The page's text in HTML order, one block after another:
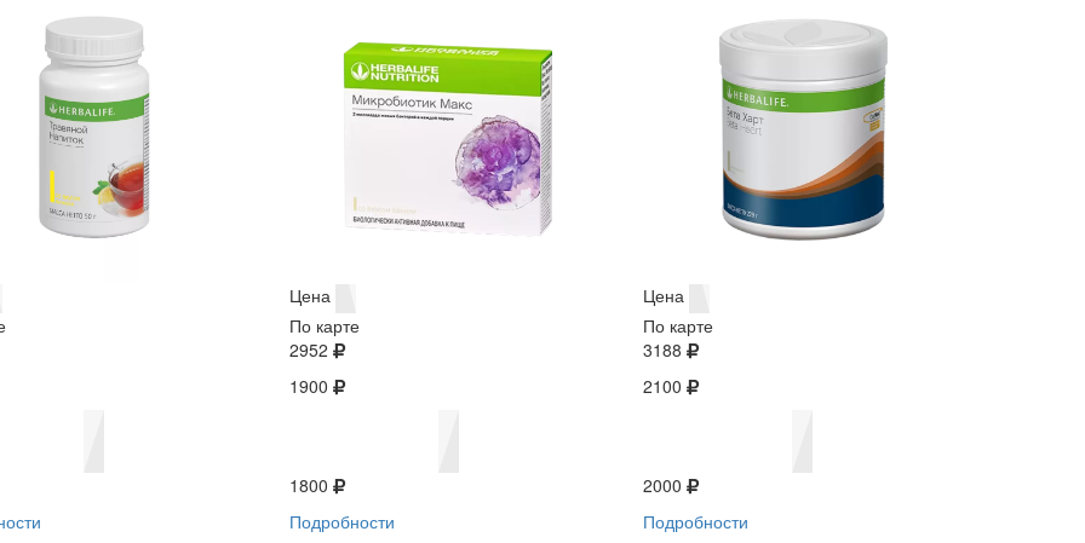
Цена
По карте
2952
1900
1800
Подробности
Цена
По карте
3188
2100
2000
Подробности